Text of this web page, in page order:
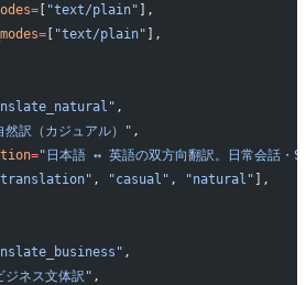
=[ "text/plain" ],
=[ "text/plain" ],
,
然訳（カジュアル）" ,
="日本語 ↔ 英語の双方向翻訳。日常会話・
, "casual" , "natural" ],
,
ジネス文体訳" ,